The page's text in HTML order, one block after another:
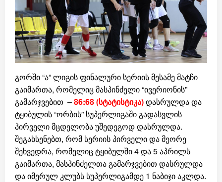
გორში “ა” ლიგის ფინალური სერიის მესამე მატჩი
გაიმართა, რომელიც მასპინძელი “ივერიონის”
გამარჯვებით –86:68 (სტატისტიკა)დასრულდა და
ტყიბულის “ორბის” სუპერლიგაში გადასვლის
პირველი მცდელობა უშედეგოდ დასრულდა.
შეგახსენებთ, რომ სერიის პირველი და მეორე
შეხვედრა, რომელიც ტყიბულში 4 და 5 აპრილს
გაიმართა, მასპინძელთა გამარჯვებით დასრულდა
და იმერულ კლუბს სუპერლიგამდე 1 ნაბიჯი აკლდა.